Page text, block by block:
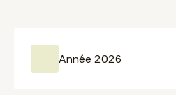
Année 2026